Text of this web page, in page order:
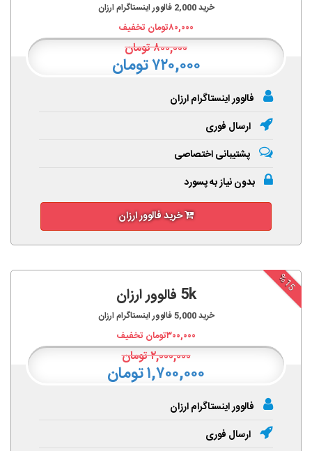
خرید2,000 فالوور اینستاگرام ارزان
۸۰,۰۰۰تومان تخفیف
۸۰۰,۰۰۰تومان
۷۲۰,۰۰۰ تومان
فالوور اینستاگرام ارزان
ارسال فوری
پشتیبانی اختصاصی
بدون نیاز به پسورد
خرید فالوور ارزان
%15
5k فالوور ارزان
خرید5,000فالوور اینستاگرام ارزان
۳۰۰,۰۰۰تومان تخفیف
۲,۰۰۰,۰۰۰تومان
۱,۷۰۰,۰۰۰ تومان
فالوور اینستاگرام ارزان
ارسال فوری